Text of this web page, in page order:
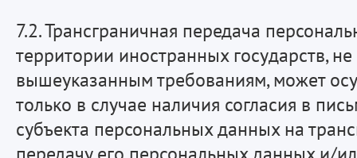
7.2. Трансграничная передача
территории иностранных государств,
вышеуказанным требованиям, может
только в случае наличия согласия в
субъекта персональных данных на